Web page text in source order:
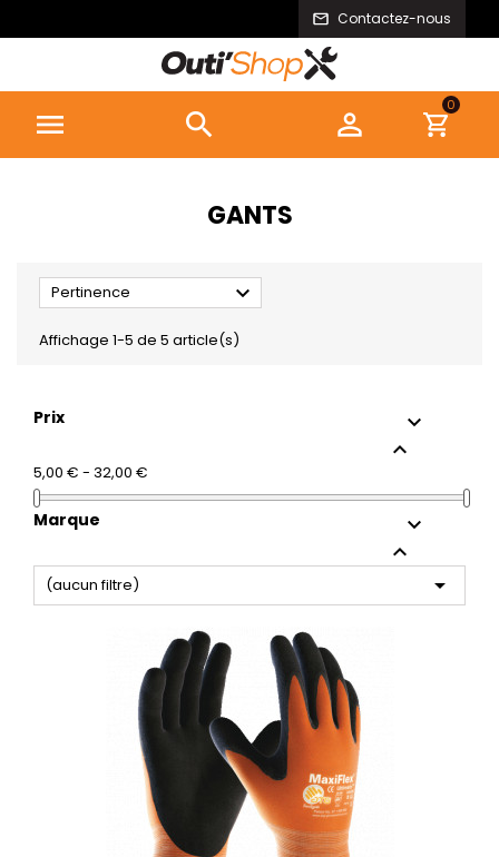
Contactez-nous
  
0
GANTS
Pertinence 
Affichage 1-5 de 5 article(s)
Prix


5,00 € - 32,00 €
Marque


(aucun filtre) 